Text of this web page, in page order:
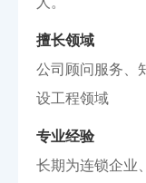
擅长领域
公司顾问服务、
设工程领域
专业经验
长期为连锁企业